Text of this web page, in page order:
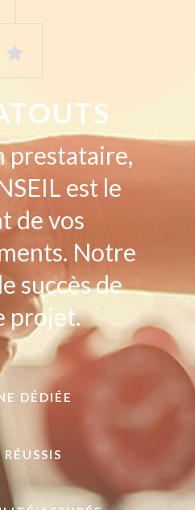
prestataire,
est le
de vos
Notre
succès de
projet.
DÉDIÉE